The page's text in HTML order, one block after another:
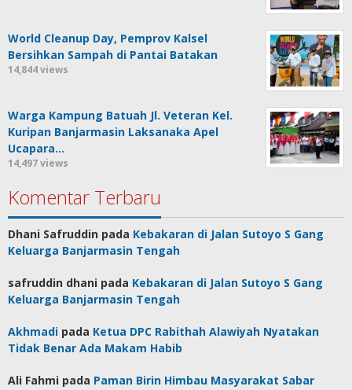
World Cleanup Day, Pemprov Kalsel
Bersihkan Sampah di Pantai Batakan
14,844 views
Warga Kampung Batuah Jl. Veteran Kel.
Kuripan Banjarmasin Laksanaka Apel
Ucapara…
14,497 views
Komentar Terbaru
Dhani Safruddin pada Kebakaran di Jalan Sutoyo S Gang
Keluarga Banjarmasin Tengah
safruddin dhani pada Kebakaran di Jalan Sutoyo S Gang
Keluarga Banjarmasin Tengah
Akhmadi pada Ketua DPC Rabithah Alawiyah Nyatakan
Tidak Benar Ada Makam Habib
Ali Fahmi pada Paman Birin Himbau Masyarakat Sabar